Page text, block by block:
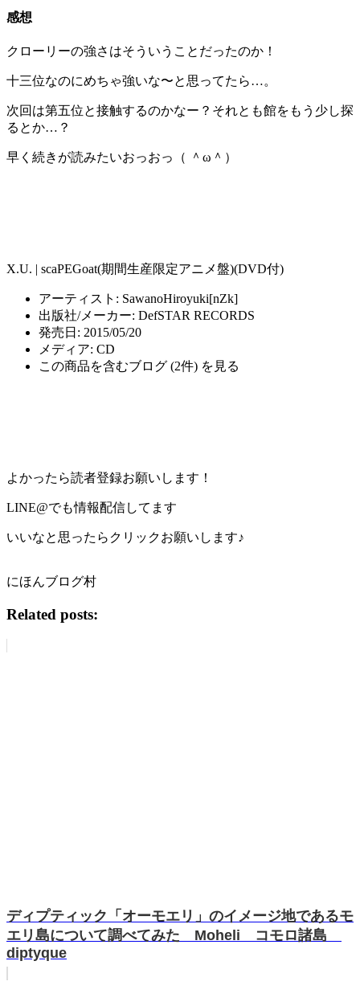
感想
クローリーの強さはそういうことだったのか！
十三位なのにめちゃ強いな〜と思ってたら…。
次回は第五位と接触するのかなー？それとも館をもう少し探
るとか…？
早く続きが読みたいおっおっ（ ＾ω＾）
X.U. | scaPEGoat(期間生産限定アニメ盤)(DVD付)
アーティスト: SawanoHiroyuki[nZk]
出版社/メーカー: DefSTAR RECORDS
発売日: 2015/05/20
メディア: CD
この商品を含むブログ (2件) を見る
よかったら読者登録お願いします！
LINE@でも情報配信してます
いいなと思ったらクリックお願いします♪
にほんブログ村
Related posts:
ディプティック「オーモエリ」のイメージ地であるモ
エリ島について調べてみた Moheli コモロ諸島
diptyque